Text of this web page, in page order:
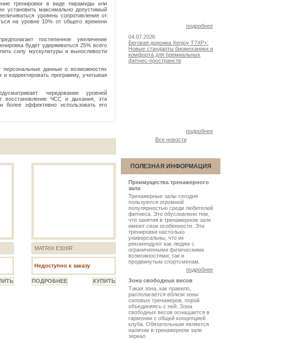
тренировки в виде пирамиды или
установить максимально допустимый
уровень сопротивления от
на уровне 10% от общего времени
постепенное увеличение
будет удерживаться 25% всего
силу мускулатуры и выносливости
персональные данные о возможностях
и корректировать программу, учитывая
чередование уровней
восстановление ЧСС и дыхания, эта
более эффективно использовать его
MATRIX E30XR
Недоступно к заказу
подробнее
04.07.2026
Беговая дорожка Xenjoy T7XP+:
Новые стандарты биомеханики и
комфорта для премиальных
фитнес-пространств
подробнее
Все новости
ПОЛЕЗНАЯ ИНФОРМАЦИЯ
Преимущества тренажерного
зала
Тренажерные залы сегодня
пользуются огромной
популярностью среди любителей
фитнеса. Это обусловлено тем,
что занятия в тренажерном зале
имеют свои особенности. Эти
тренировки настолько
универсальны, что их
рекомендуют как людям с
ограниченными физическими
возможностями, так и
продвинутым спортсменам.
подробнее
Зона свободных весов
Такая зона, как правило,
располагается вблизи зоны
силовых тренажеров, порой
объединяясь с ней. Зона
свободных весов оснащается в
гармонии с общей концепцией
клуба. Обязательным является
наличие в тренажерном зале
зеркал.